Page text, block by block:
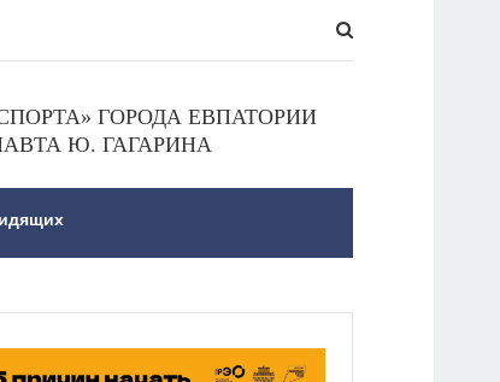
ГОРОДА ЕВПАТОРИИ
Ю. ГАГАРИНА